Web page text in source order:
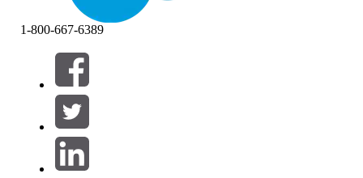
筛选器 (0)
选择筛选器
产品区域
1-800-667-6389